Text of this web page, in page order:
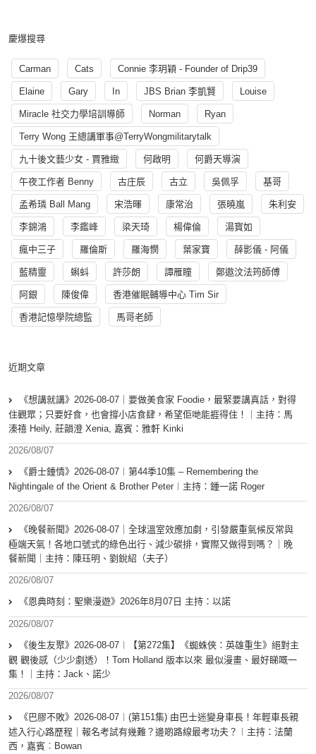
慶爆搜尋
Carman Cats Connie 李玥穎 - Founder of Drip39
Elaine Gary In JBS Brian 李凱賢 Louise
Miracle 社交力學培訓導師 Norman Ryan
Terry Wong 王總講軍事@TerryWongmilitarytalk
九十後文藝少女 - 賈雅緻 何啟明 何爵天導演
午夜工作者 Benny 古庄辰 古立 吳佩孚 基哥
孟希璘 Ball Mang 宋浩暉 康常治 張曉嵐 朱利安
李錦鴻 李鑑峰 梁天琦 楊偉倫 湯寳如
瘋中三子 羅倫斯 羅海憫 葉家寶 薛影儀 - 阿儀
藍精靈 蝌蚪 許莎朗 譚雁瞳 鄭遨汶法筠師傅
阿銀 陳俊偉 香港催眠輔導中心 Tim Sir
香港記憶學院總監 馬哥老師
近期文章
《想講就講》2026-08-07｜要做美食家 Foodie，最緊要講真話，對得
住觀眾；只要好食，也會撐小店食肆，希望佢哋能捱得住！｜主持：馬
溱禧 Heily, 莊韻澄 Xenia, 嘉賓：雅軒 Kinki
2026/08/07
《爵士鍾情》2026-08-07︱第44季10集 – Remembering the
Nightingale of the Orient & Brother Peter︱主持：鍾一諾 Roger
2026/08/07
《晚餐新聞》2026-08-07｜全球溫室效應加劇，引發嚴重氣候反常與
極端天氣！各地口號式的綠色出行、減少碳排，實際又做得到嗎？｜晚
餐新聞｜主持：陳珏明、劉銳紹（夫子）
2026/08/07
《恩典時刻：聖樂漫遊》2026年8月07日 主持：以諾
2026/08/07
《後生友聚》2026-08-07︱【第272集】《蜘蛛俠：英雄重生》絕對主
觀 觀後感（少少劇透）！Tom Holland 版本以來 最似漫畫、最好睇嘅一
集！｜主持：Jack、諾少
2026/08/07
《巴膠不敗》2026-08-07︱(第151集) 由巴士迷變身車長！年輕車長親
述入行心路歷程｜報名考試有幾難？邊啲路線最考功夫？︱主持：法蘭
西，嘉賓︰Bowan